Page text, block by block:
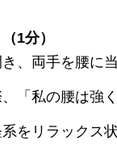
1分）
、両手を腰に
「私の腰は強
をリラックス